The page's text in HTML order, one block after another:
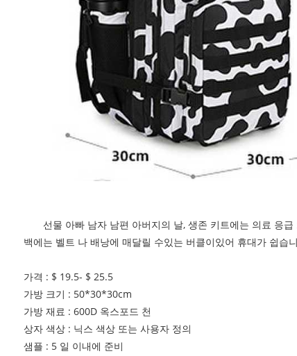
선물 아빠 남자 남편 아버지의 날, 생존 키트에는 의료 응
백에는 벨트 나 배낭에 매달릴 수있는 버클이있어 휴대가 쉽습
가격 : $ 19.5- $ 25.5
가방 크기 : 50*30*30cm
가방 재료 : 600D 옥스포드 천
상자 색상 : 닉스 색상 또는 사용자 정의
샘플 : 5 일 이내에 준비